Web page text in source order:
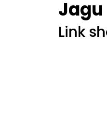
Jagu
Link